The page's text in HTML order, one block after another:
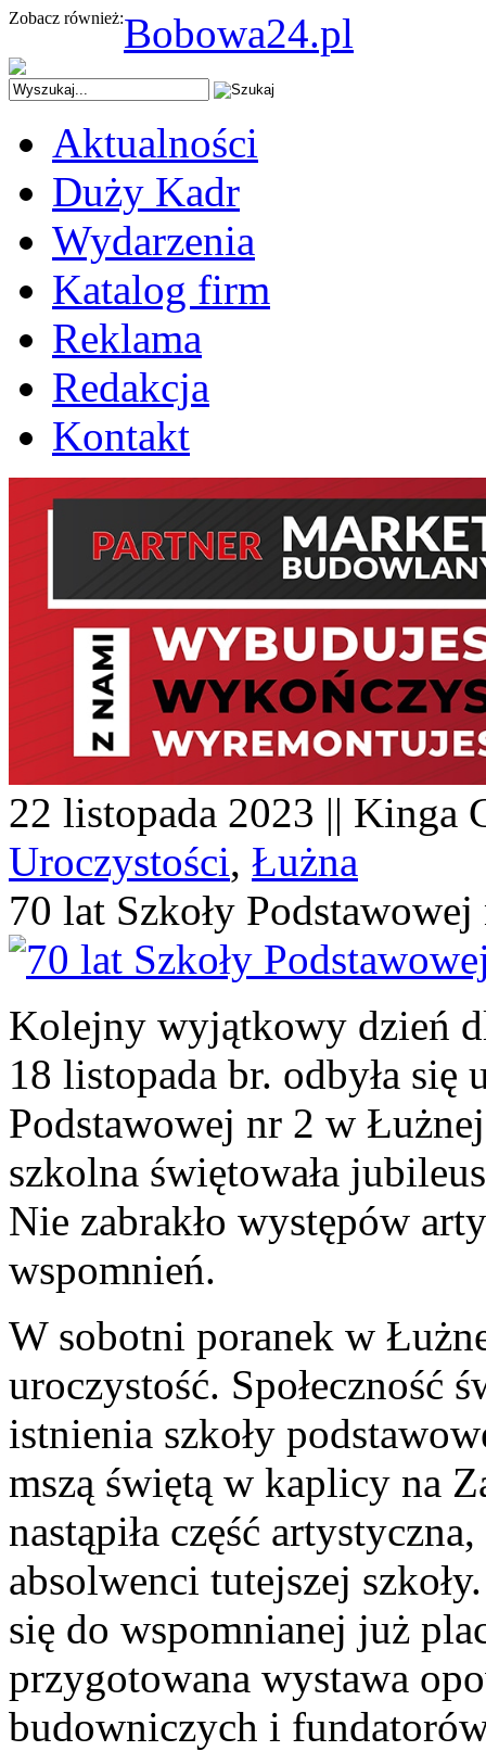
Zobacz również:Bobowa24.pl
Aktualności
Duży Kadr
Wydarzenia
Katalog firm
Reklama
Redakcja
Kontakt
22 listopada 2023 || Kinga
Uroczystości, Łużna
70 lat Szkoły
Kolejny wyjątkowy dzień
18 listopada br. odbyła się
Podstawowej nr 2 w
szkolna świętowała
Nie zabrakło występów
wspomnień.
W sobotni poranek w
uroczystość. Społeczność
istnienia szkoły
mszą świętą w kaplicy na
nastąpiła część
absolwenci tutejszej
się do wspomnianej już
przygotowana wystawa
budowniczych i